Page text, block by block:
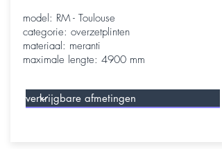
model: RM - Toulouse
categorie: overzetplinten
materiaal: meranti
maximale lengte: 4900 mm